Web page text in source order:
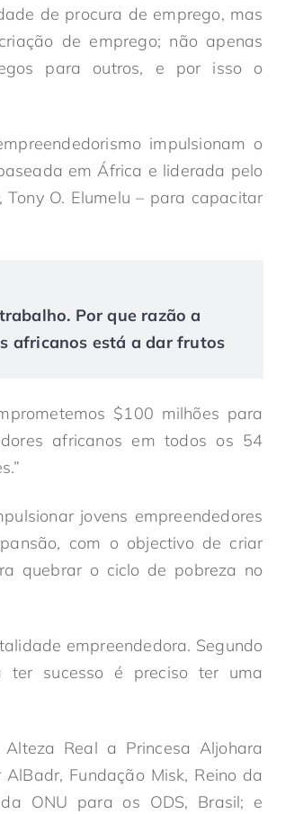
de procura de emprego, mas
de emprego; não apenas
para outros, e por isso o
impulsionam o
em África e liderada pelo
O. Elumelu – para capacitar
Por que razão a
africanos está a dar frutos
$100 milhões para
africanos em todos os 54
jovens empreendedores
com o objectivo de criar
quebrar o ciclo de pobreza no
empreendedora. Segundo
ter sucesso é preciso ter uma
Real a Princesa Aljohara
Fundação Misk, Reino da
ONU para os ODS, Brasil; e